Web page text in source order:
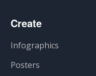
Create
Infographics
Posters